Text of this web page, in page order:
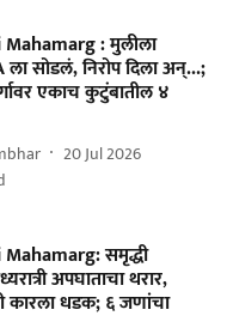
: मुलीला
ला सोडलं, निरोप दिला अन्...;
एकाच कुटुंबातील ४
20 Jul 2026
समृद्धी
अपघाताचा थरार,
कारला धडक; ६ जणांचा